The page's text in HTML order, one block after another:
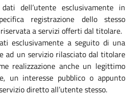
dell’utente esclusivamente in
registrazione dello stesso
a servizi offerti dal titolare.
esclusivamente a seguito di una
ad un servizio rilasciato dal titolare
realizzazione anche un legittimo
un interesse pubblico o appunto
diretto all’utente stesso.